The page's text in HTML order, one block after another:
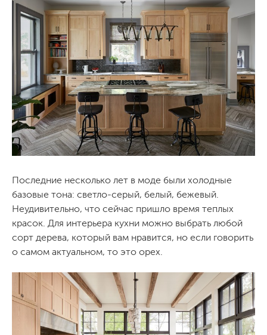
Последние несколько лет в моде были холодные
базовые тона: светло-серый, белый, бежевый.
Неудивительно, что сейчас пришло время теплых
красок. Для интерьера кухни можно выбрать любой
сорт дерева, который вам нравится, но если говорить
о самом актуальном, то это орех.